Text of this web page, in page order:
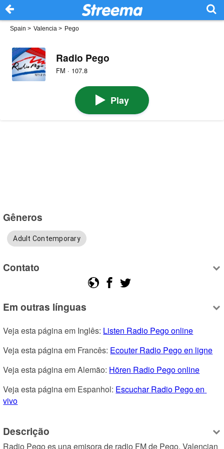
Spain > Valencia > Pego
Radio Pego
FM · 107.8
Play
Gêneros
Adult Contemporary
Contato
Em outras línguas
Veja esta página em Inglês: Listen Radio Pego online
Veja esta página em Francês: Ecouter Radio Pego en ligne
Veja esta página em Alemão: Hören Radio Pego online
Veja esta página em Espanhol: Escuchar Radio Pego en
vivo
Descrição
Radio Pego es una emisora de radio FM de Pego, Valencian